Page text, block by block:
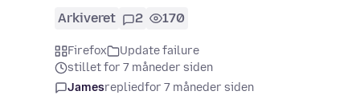
Arkiveret 2 170
Firefox
Update failure
stillet for 7 måneder siden
Jamesrepliedfor 7 måneder siden